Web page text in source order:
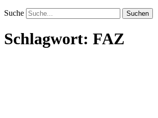
Suche
Schlagwort: FAZ